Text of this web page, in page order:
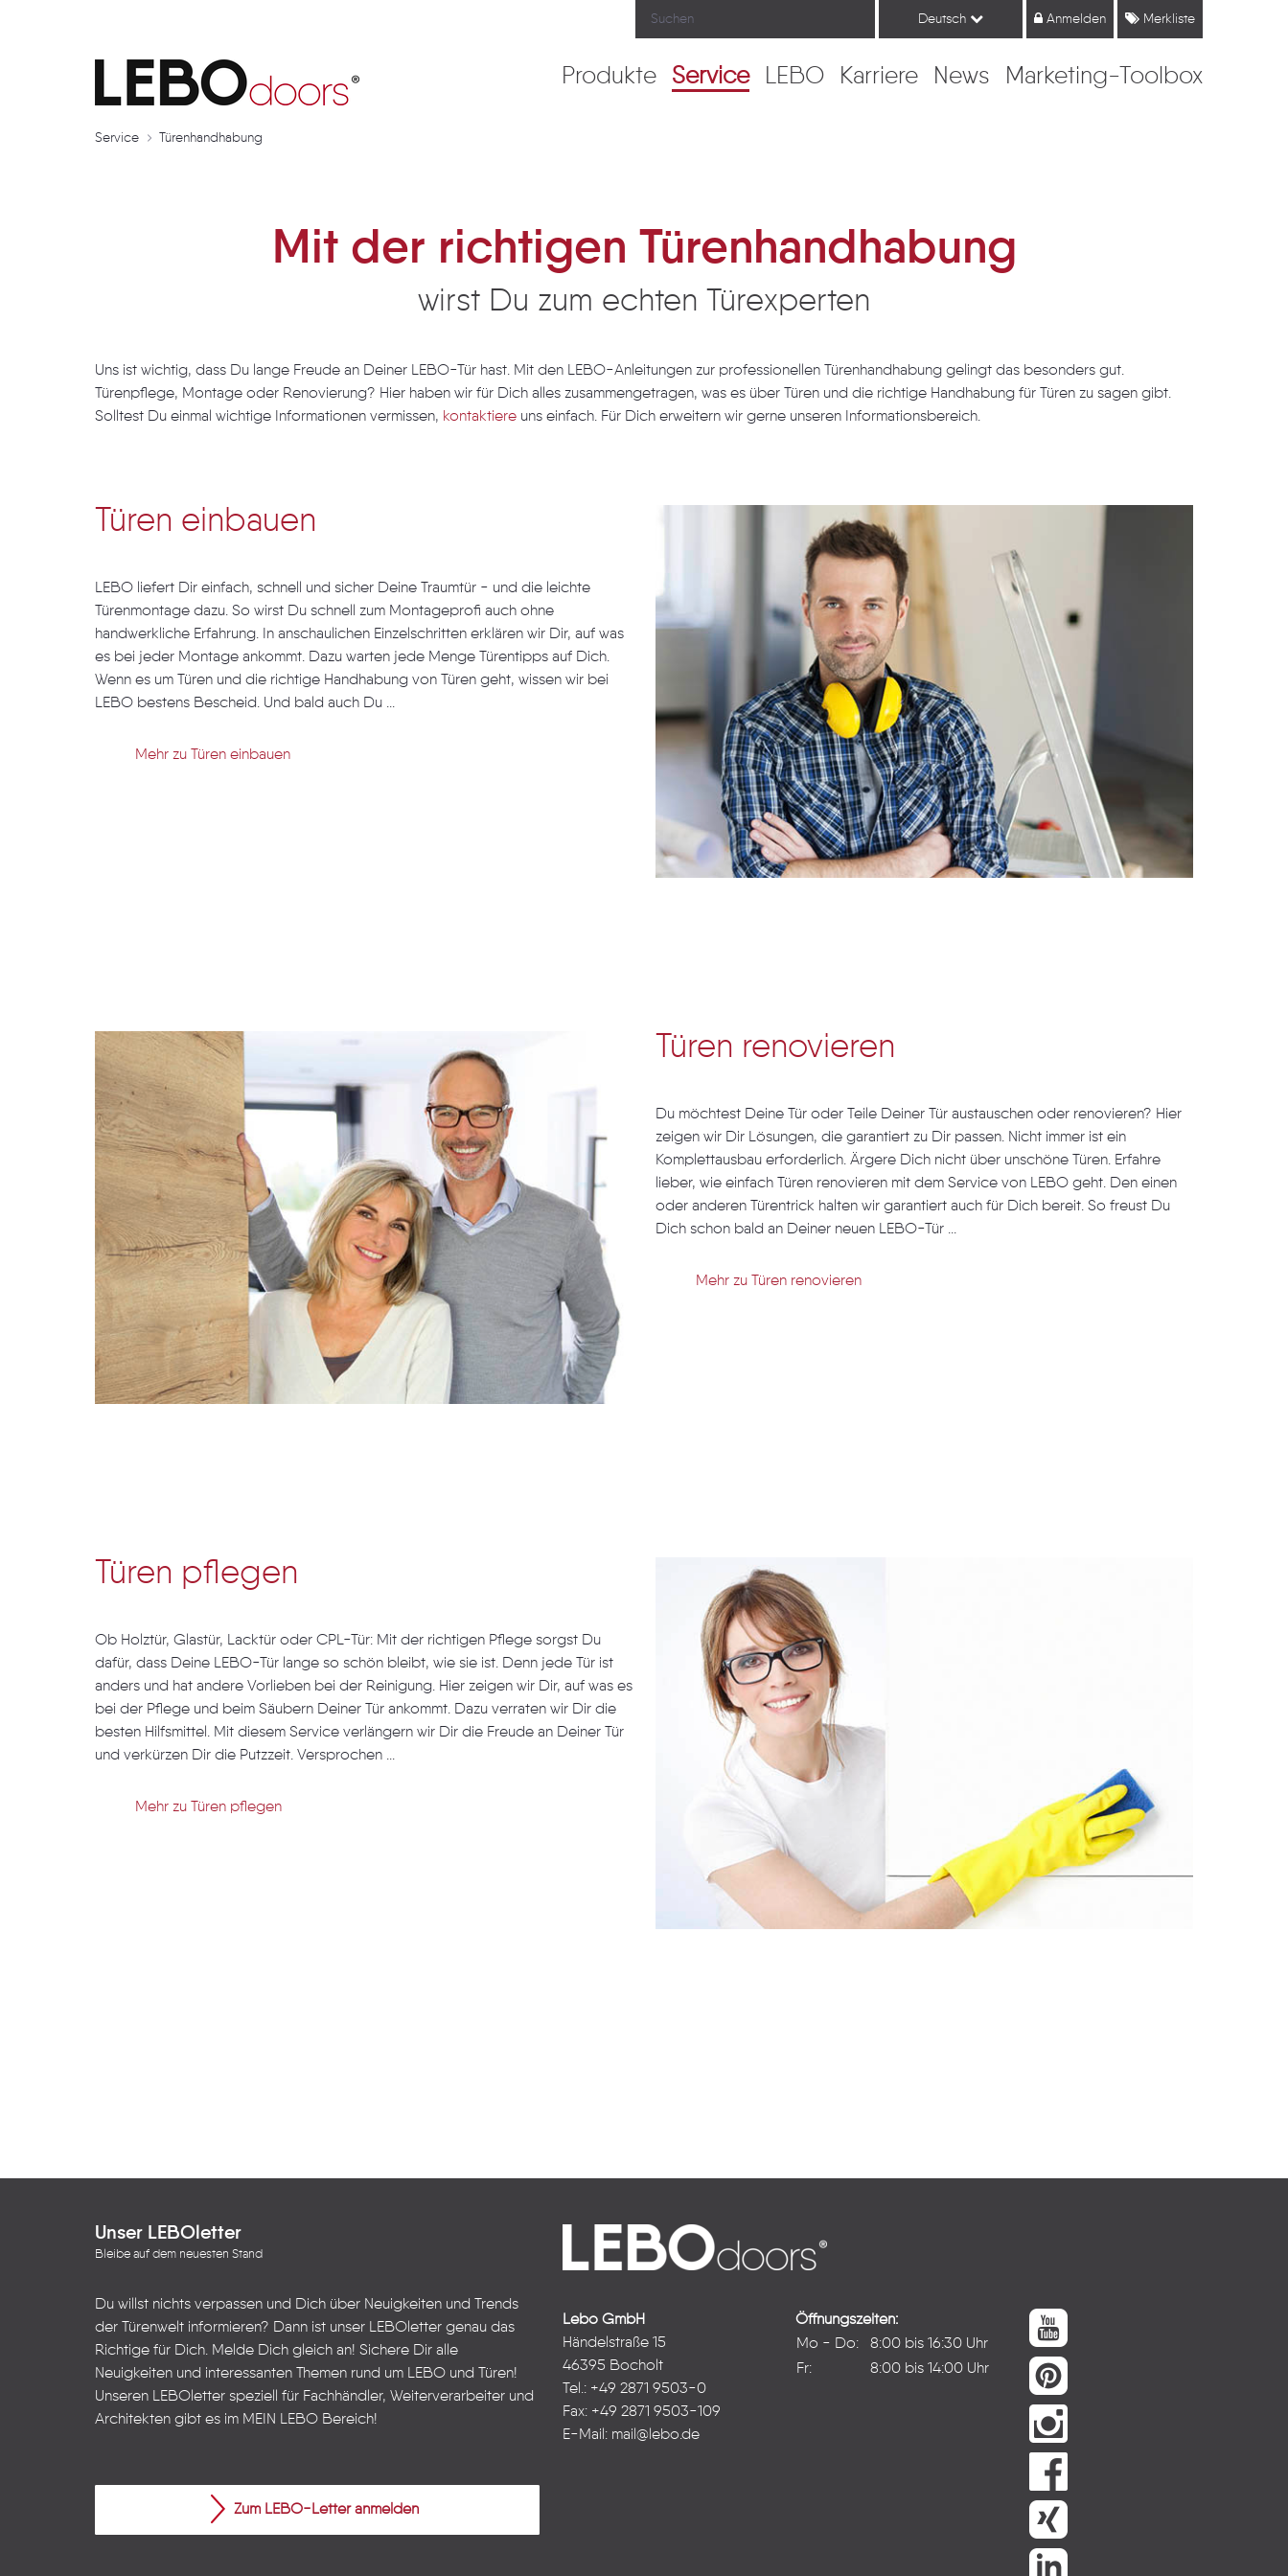
Deutsch Anmelden Merkliste
Produkte Service LEBO Karriere News Marketing-Toolbox
Türenhandhabung | LEBOdoors
Service Türenhandhabung
Mit der richtigen Türenhandhabung
wirst Du zum echten Türexperten
Uns ist wichtig, dass Du lange Freude an Deiner LEBO-Tür hast. Mit den LEBO-Anleitungen zur professionellen Türenhandhabung gelingt das besonders gut.
Türenpflege, Montage oder Renovierung? Hier haben wir für Dich alles zusammengetragen, was es über Türen und die richtige Handhabung für Türen zu sagen gibt.
Solltest Du einmal wichtige Informationen vermissen, kontaktiere uns einfach. Für Dich erweitern wir gerne unseren Informationsbereich.
Türen einbauen
LEBO liefert Dir einfach, schnell und sicher Deine Traumtür - und die leichte
Türenmontage dazu. So wirst Du schnell zum Montageprofi auch ohne
handwerkliche Erfahrung. In anschaulichen Einzelschritten erklären wir Dir, auf was
es bei jeder Montage ankommt. Dazu warten jede Menge Türentipps auf Dich.
Wenn es um Türen und die richtige Handhabung von Türen geht, wissen wir bei
LEBO bestens Bescheid. Und bald auch Du ...
Mehr zu Türen einbauen
Türen renovieren
Du möchtest Deine Tür oder Teile Deiner Tür austauschen oder renovieren? Hier
zeigen wir Dir Lösungen, die garantiert zu Dir passen. Nicht immer ist ein
Komplettausbau erforderlich. Ärgere Dich nicht über unschöne Türen. Erfahre
lieber, wie einfach Türen renovieren mit dem Service von LEBO geht. Den einen
oder anderen Türentrick halten wir garantiert auch für Dich bereit. So freust Du
Dich schon bald an Deiner neuen LEBO-Tür ...
Mehr zu Türen renovieren
Türen pflegen
Ob Holztür, Glastür, Lacktür oder CPL-Tür: Mit der richtigen Pflege sorgst Du
dafür, dass Deine LEBO-Tür lange so schön bleibt, wie sie ist. Denn jede Tür ist
anders und hat andere Vorlieben bei der Reinigung. Hier zeigen wir Dir, auf was es
bei der Pflege und beim Säubern Deiner Tür ankommt. Dazu verraten wir Dir die
besten Hilfsmittel. Mit diesem Service verlängern wir Dir die Freude an Deiner Tür
und verkürzen Dir die Putzzeit. Versprochen ...
Mehr zu Türen pflegen
Unser LEBOletter
Bleibe auf dem neuesten Stand
Du willst nichts verpassen und Dich über Neuigkeiten und Trends
der Türenwelt informieren? Dann ist unser LEBOletter genau das
Richtige für Dich. Melde Dich gleich an! Sichere Dir alle
Neuigkeiten und interessanten Themen rund um LEBO und Türen!
Unseren LEBOletter speziell für Fachhändler, Weiterverarbeiter und
Architekten gibt es im MEIN LEBO Bereich!
Zum LEBO-Letter anmelden
Lebo GmbH
Händelstraße 15
46395 Bocholt
Tel.: +49 2871 9503-0
Fax: +49 2871 9503-109
E-Mail: mail@lebo.de
Öffnungszeiten:
Mo - Do:
8:00 bis 16:30 Uhr
Fr:
8:00 bis 14:00 Uhr